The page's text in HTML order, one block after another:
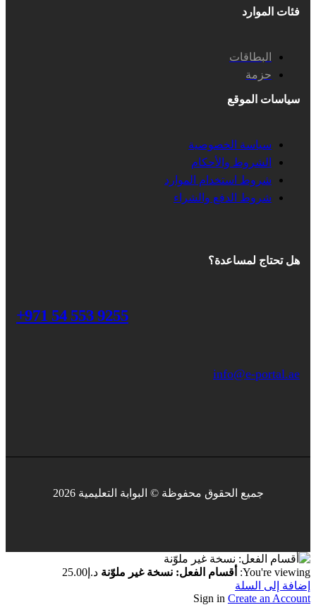
فئات الموارد
البطاقات
حزمة
سياسات الموقع
سياسة الخصوصية
الشروط والأحكام
شروط استخدام الموارد
شروط الدفع والشراء
هل تحتاج لمساعدة؟
+971 54 553 9255
info@e-portal.ae
جميع الحقوق محفوظة © البوابة التعليمية 2026
You're viewing: أقسام الفعل: نسخة غير ملوّنة د.إ 25.00
إضافة إلى السلة
Sign in Create an Account